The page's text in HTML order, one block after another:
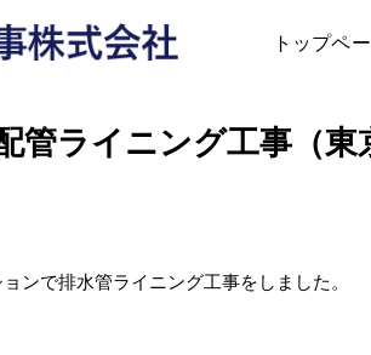
トップペ
管ライニング工事（東
ンで排水管ライニング工事をしました。